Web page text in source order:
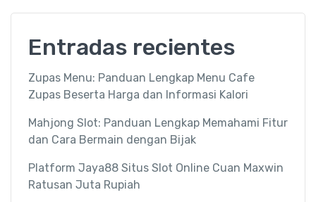
Entradas recientes
Zupas Menu: Panduan Lengkap Menu Cafe
Zupas Beserta Harga dan Informasi Kalori
Mahjong Slot: Panduan Lengkap Memahami Fitur
dan Cara Bermain dengan Bijak
Platform Jaya88 Situs Slot Online Cuan Maxwin
Ratusan Juta Rupiah